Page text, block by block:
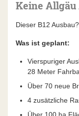
Keine Allgäu
Dieser B12
Was ist geplant:
Vierspuriger
28 Meter
Über 70 neue
4 zusätzliche
Über 100 ha